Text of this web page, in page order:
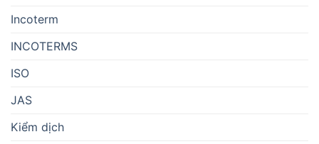
Incoterm
INCOTERMS
ISO
JAS
Kiểm dịch